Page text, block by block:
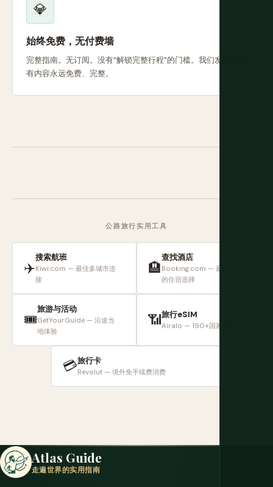
💎
始终免费，无付费墙
完整指南。无订阅。没有“解锁完整行程”的门槛。我们发布的所
有内容永远免费、完整。
公路旅行实用工具
✈️
搜索航班
Kiwi.com — 最佳多城市连
接
🏨
查找酒店
Booking.com — 最广泛
的住宿选择
🎟️
旅游与活动
GetYourGuide — 沿途当
地体验
📶旅行eSIM
Airalo — 190+国家数据
💳旅行卡
Revolut — 境外免手续费消费
Atlas Guide
走遍世界的实用指南